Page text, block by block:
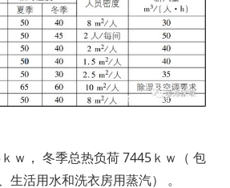
ｗ， 冬季总热负荷 7445ｋｗ（ 包
生活用水和洗衣房用蒸汽） 。